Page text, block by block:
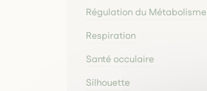
Régulation du Métabolisme
Respiration
Santé occulaire
Silhouette